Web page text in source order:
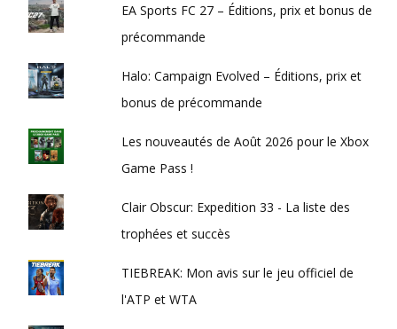
EA Sports FC 27 – Éditions, prix et bonus de
précommande
Halo: Campaign Evolved – Éditions, prix et
bonus de précommande
Les nouveautés de Août 2026 pour le Xbox
Game Pass !
Clair Obscur: Expedition 33 - La liste des
trophées et succès
TIEBREAK: Mon avis sur le jeu officiel de
l'ATP et WTA